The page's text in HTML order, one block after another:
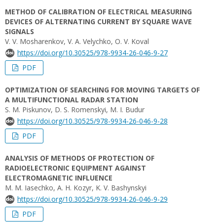
METHOD OF CALIBRATION OF ELECTRICAL MEASURING
DEVICES OF ALTERNATING CURRENT BY SQUARE WAVE
SIGNALS
V. V. Mosharenkov, V. A. Velychko, O. V. Koval
https://doi.org/10.30525/978-9934-26-046-9-27
PDF
OPTIMIZATION OF SEARCHING FOR MOVING TARGETS OF
A MULTIFUNCTIONAL RADAR STATION
S. M. Piskunov, D. S. Romenskyi, M. I. Budur
https://doi.org/10.30525/978-9934-26-046-9-28
PDF
ANALYSIS OF METHODS OF PROTECTION OF
RADIOELECTRONIC EQUIPMENT AGAINST
ELECTROMAGNETIC INFLUENCE
M. М. Iasechko, A. H. Kozyr, K. V. Bashynskyi
https://doi.org/10.30525/978-9934-26-046-9-29
PDF